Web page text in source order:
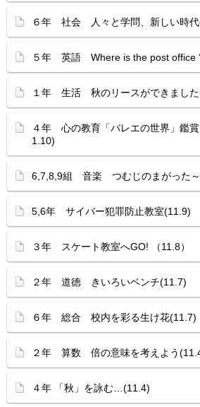
６年 社会 人々と学問、新しい時代
５年 英語 Where is the post office
１年 生活 秋のリースができまし
４年 心の教育「バレエの世界」鑑
1.10)
6,7,8,9組 音楽 つむじのまがった
5,6年 サイバー犯罪防止教室(11.9)
３年 スケート教室へGO! （11.8）
２年 道徳 きいろいベンチ(11.7)
６年 総合 校内を彩る生け花(11.7)
２年 算数 倍の意味を考えよう
４年 「秋」を詠む…(11.4)